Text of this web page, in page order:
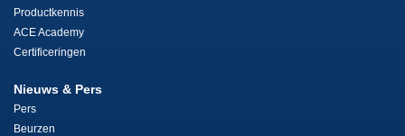
Productkennis
ACE Academy
Certificeringen
Nieuws & Pers
Pers
Beurzen